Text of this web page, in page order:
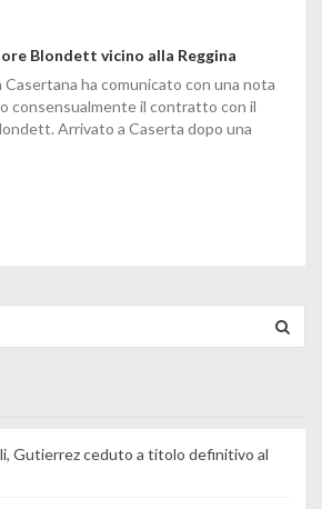
Blondett vicino alla Reggina
Casertana ha comunicato con una nota
consensualmente il contratto con il
Arrivato a Caserta dopo una
Gutierrez ceduto a titolo definitivo al